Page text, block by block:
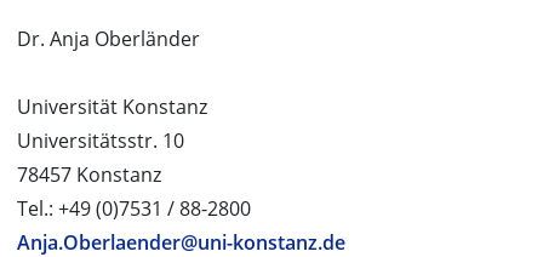
Dr. Anja Oberländer
Universität Konstanz
Universitätsstr. 10
78457 Konstanz
Tel.: +49 (0)7531 / 88-2800
Anja.Oberlaender@uni-konstanz.de